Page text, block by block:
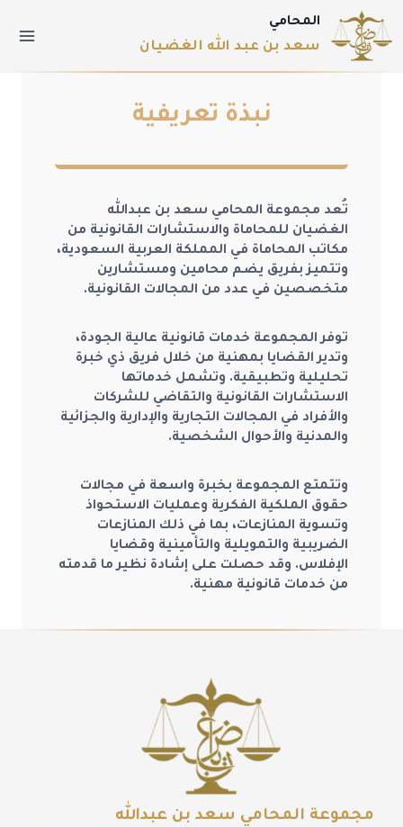
المحامي
سعد بن عبد الله الغضيان
نبذة تعريفية
تُعد مجموعة المحامي سعد بن عبدالله
الغضيان للمحاماة والاستشارات القانونية من
مكاتب المحاماة في المملكة العربية السعودية،
وتتميز بفريق يضم محامين ومستشارين
متخصصين في عدد من المجالات القانونية.
توفر المجموعة خدمات قانونية عالية الجودة،
وتدير القضايا بمهنية من خلال فريق ذي خبرة
تحليلية وتطبيقية. وتشمل خدماتها
الاستشارات القانونية والتقاضي للشركات
والأفراد في المجالات التجارية والإدارية والجزائية
والمدنية والأحوال الشخصية.
وتتمتع المجموعة بخبرة واسعة في مجالات
حقوق الملكية الفكرية وعمليات الاستحواذ
وتسوية المنازعات، بما في ذلك المنازعات
الضريبية والتمويلية والتأمينية وقضايا
الإفلاس. وقد حصلت على إشادة نظير ما قدمته
من خدمات قانونية مهنية.
مجموعة المحامي سعد بن عبدالله